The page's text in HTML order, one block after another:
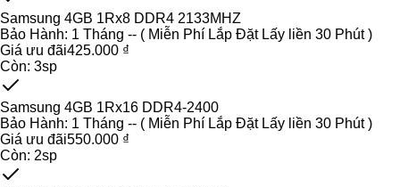
Samsung 4GB 1Rx8 DDR4 2133MHZ
Bảo Hành: 1 Tháng -- ( Miễn Phí Lắp Đặt Lấy liền 30 Phút )
Giá ưu đãi425.000 ₫
Còn: 3sp
Samsung 4GB 1Rx16 DDR4-2400
Bảo Hành: 1 Tháng -- ( Miễn Phí Lắp Đặt Lấy liền 30 Phút )
Giá ưu đãi550.000 ₫
Còn: 2sp